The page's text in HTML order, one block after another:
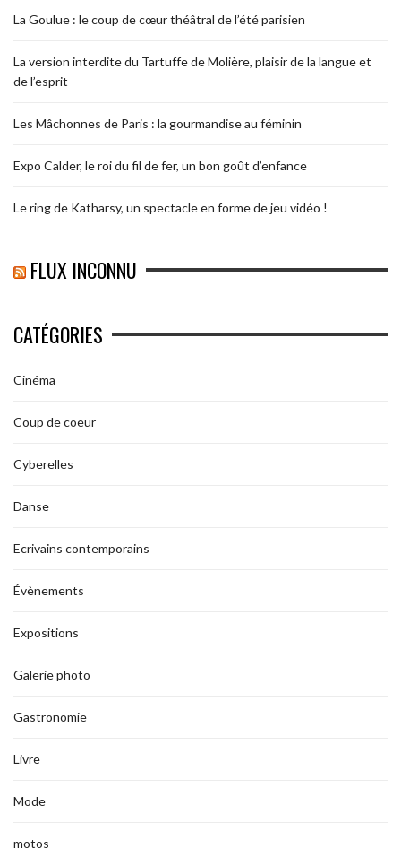
La Goulue : le coup de cœur théâtral de l’été parisien
La version interdite du Tartuffe de Molière, plaisir de la langue et
de l’esprit
Les Mâchonnes de Paris : la gourmandise au féminin
Expo Calder, le roi du fil de fer, un bon goût d’enfance
Le ring de Katharsy, un spectacle en forme de jeu vidéo !
FLUX INCONNU
CATÉGORIES
Cinéma
Coup de coeur
Cyberelles
Danse
Ecrivains contemporains
Évènements
Expositions
Galerie photo
Gastronomie
Livre
Mode
motos